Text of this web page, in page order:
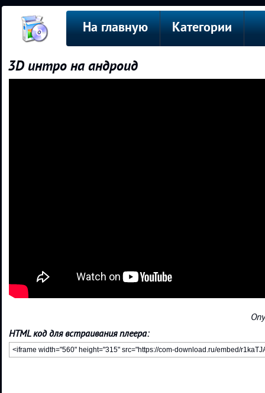
На главную Категории
3D интро на андроид
HTML код для встраивания плеера: